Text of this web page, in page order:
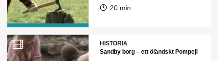
20 min
HISTORIA
Sandby borg – ett öländskt Pompeji